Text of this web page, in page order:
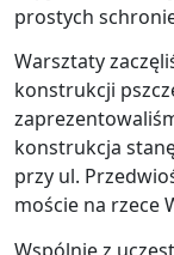
prostych
Warsztaty
konstrukcji
konstrukcja
przy ul.
moście na rzece